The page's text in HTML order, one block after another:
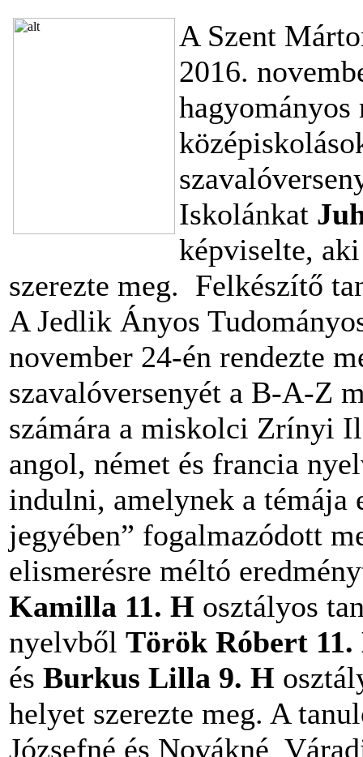
A Szent
2016.
Iskolánkat
képviselte,
szerezte meg. Felkészítő
A Jedlik Ányos
november 24-én rendezte
szavalóversenyét a B-A-Z
számára a miskolci Zrínyi
angol, német és francia
indulni, amelynek a témája
jegyében” fogalmazódott
elismerésre méltó
Kamilla 11. H osztályos
nyelvből Török Róbert 11.
és Burkus Lilla 9. H
helyet szerezte meg. A
Józsefné és Novákné